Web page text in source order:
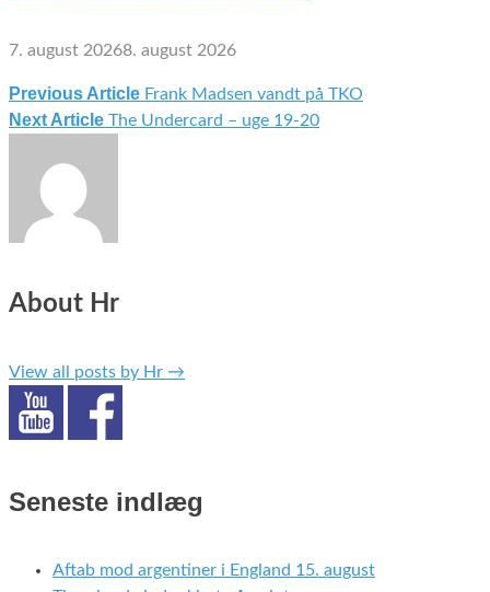
7. august 20268. august 2026
Indlægsnavigation
Previous Article Frank Madsen vandt på TKO
Next Article The Undercard – uge 19-20
About Hr
View all posts by Hr →
Seneste indlæg
Aftab mod argentiner i England 15. august